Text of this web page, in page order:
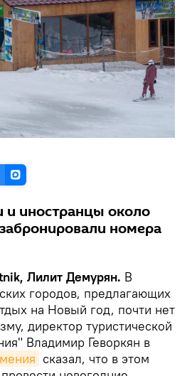
иностранцы около
номера
Лилит Демурян. В
городов, предлагающих
на Новый год, почти нет
директор туристической
Владимир Геворкян в
сказал, что в этом